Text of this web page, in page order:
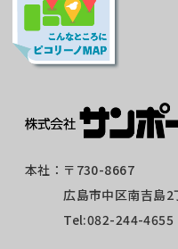
本社： 〒730-8667
広島市中区南吉島
Tel:082-244-4655